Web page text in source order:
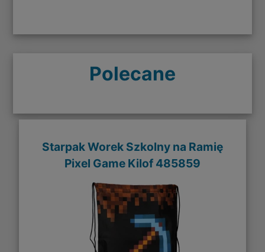
Polecane
Starpak Worek Szkolny na Ramię
Pixel Game Kilof 485859